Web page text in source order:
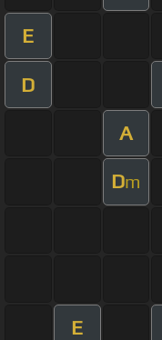
E
D
A
Dm
E